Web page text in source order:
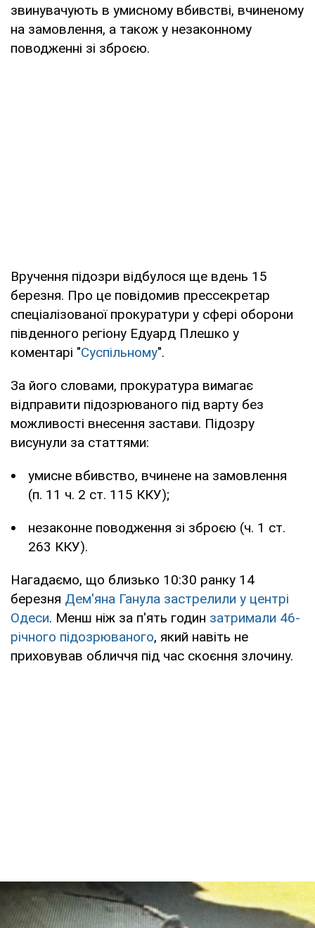
звинувачують в умисному вбивстві, вчиненому
на замовлення, а також у незаконному
поводженні зі зброєю.
Вручення підозри відбулося ще вдень 15
березня. Про це повідомив прессекретар
спеціалізованої прокуратури у сфері оборони
південного регіону Едуард Плешко у
коментарі "Суспільному".
За його словами, прокуратура вимагає
відправити підозрюваного під варту без
можливості внесення застави. Підозру
висунули за статтями:
умисне вбивство, вчинене на замовлення
(п. 11 ч. 2 ст. 115 ККУ);
незаконне поводження зі зброєю (ч. 1 ст.
263 ККУ).
Нагадаємо, що близько 10:30 ранку 14
березня Дем'яна Ганула застрелили у центрі
Одеси. Менш ніж за п'ять годин затримали 46-
річного підозрюваного, який навіть не
приховував обличчя під час скоєння злочину.